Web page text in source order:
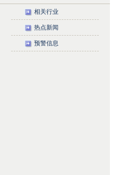
相关行业
热点新闻
预警信息